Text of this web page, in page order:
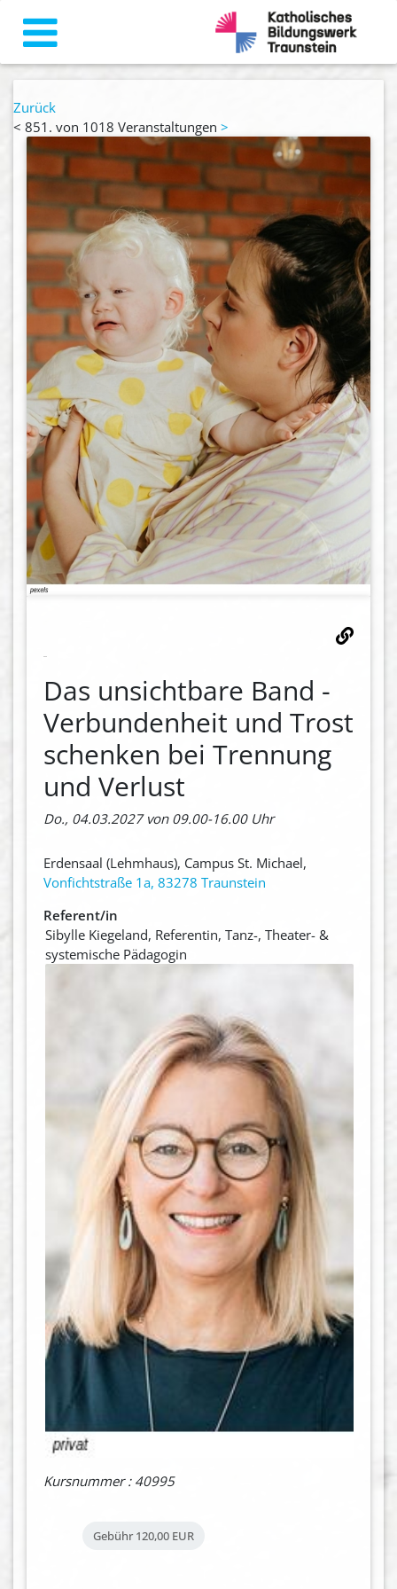
Zurück
< 851. von 1018 Veranstaltungen >
Das unsichtbare Band -
Verbundenheit und Trost
schenken bei Trennung
und Verlust
Do., 04.03.2027 von 09.00-16.00 Uhr
Erdensaal (Lehmhaus), Campus St. Michael,
Vonfichtstraße 1a, 83278 Traunstein
Referent/in
Sibylle Kiegeland, Referentin, Tanz-, Theater- &
systemische Pädagogin
Kursnummer : 40995
Gebühr 120,00 EUR